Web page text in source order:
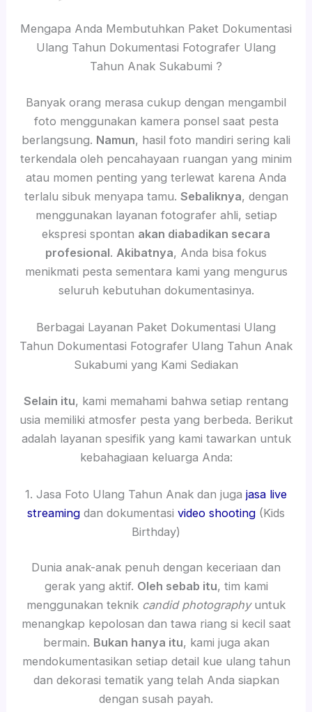
Mengapa Anda Membutuhkan Paket Dokumentasi
Ulang Tahun Dokumentasi Fotografer Ulang
Tahun Anak Sukabumi ?
Banyak orang merasa cukup dengan mengambil
foto menggunakan kamera ponsel saat pesta
berlangsung. Namun, hasil foto mandiri sering kali
terkendala oleh pencahayaan ruangan yang minim
atau momen penting yang terlewat karena Anda
terlalu sibuk menyapa tamu. Sebaliknya, dengan
menggunakan layanan fotografer ahli, setiap
ekspresi spontan akan diabadikan secara
profesional. Akibatnya, Anda bisa fokus
menikmati pesta sementara kami yang mengurus
seluruh kebutuhan dokumentasinya.
Berbagai Layanan Paket Dokumentasi Ulang
Tahun Dokumentasi Fotografer Ulang Tahun Anak
Sukabumi yang Kami Sediakan
Selain itu, kami memahami bahwa setiap rentang
usia memiliki atmosfer pesta yang berbeda. Berikut
adalah layanan spesifik yang kami tawarkan untuk
kebahagiaan keluarga Anda:
1. Jasa Foto Ulang Tahun Anak dan juga jasa live
streaming dan dokumentasi video shooting (Kids
Birthday)
Dunia anak-anak penuh dengan keceriaan dan
gerak yang aktif. Oleh sebab itu, tim kami
menggunakan teknik candid photographyuntuk
menangkap kepolosan dan tawa riang si kecil saat
bermain. Bukan hanya itu, kami juga akan
mendokumentasikan setiap detail kue ulang tahun
dan dekorasi tematik yang telah Anda siapkan
dengan susah payah.